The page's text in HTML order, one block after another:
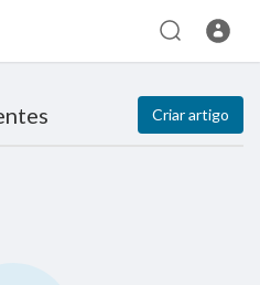
Criar artigo